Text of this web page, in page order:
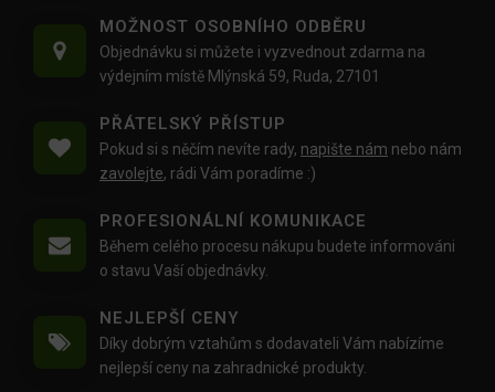
MOŽNOST OSOBNÍHO ODBĚRU
Objednávku si můžete i vyzvednout zdarma na
výdejním místě Mlýnská 59, Ruda, 27101
PŘÁTELSKÝ PŘÍSTUP
Pokud si s něčím nevíte rady, napište nám nebo nám
zavolejte, rádi Vám poradíme :)
PROFESIONÁLNÍ KOMUNIKACE
Během celého procesu nákupu budete informováni
o stavu Vaší objednávky.
NEJLEPŠÍ CENY
Díky dobrým vztahům s dodavateli Vám nabízíme
nejlepší ceny na zahradnické produkty.